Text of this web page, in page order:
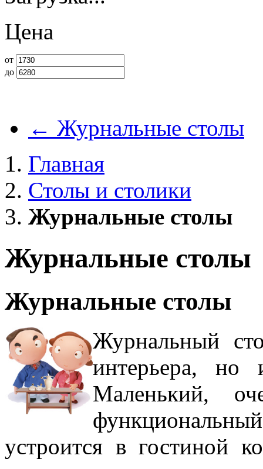
Цена
от
до
← Журнальные столы
Главная
Столы и столики
Журнальные столы
Журнальные столы
Журнальные столы
Журнальный
интерьера, но
Маленький,
устроится в гостиной